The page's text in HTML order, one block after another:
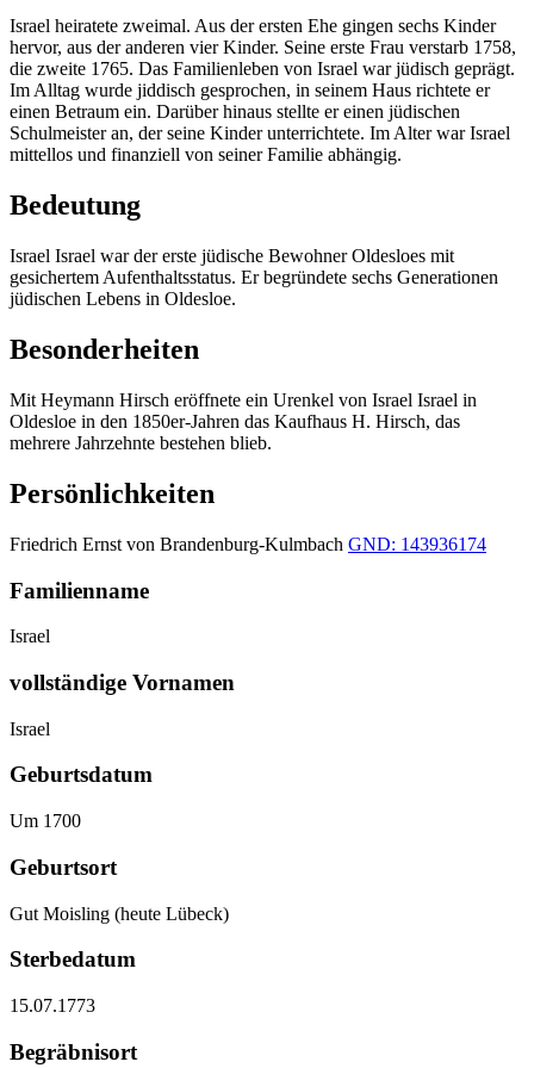
Israel heiratete zweimal. Aus der ersten Ehe gingen sechs Kinder
hervor, aus der anderen vier Kinder. Seine erste Frau verstarb 1758,
die zweite 1765. Das Familienleben von Israel war jüdisch geprägt.
Im Alltag wurde jiddisch gesprochen, in seinem Haus richtete er
einen Betraum ein. Darüber hinaus stellte er einen jüdischen
Schulmeister an, der seine Kinder unterrichtete. Im Alter war Israel
mittellos und finanziell von seiner Familie abhängig.
Bedeutung
Israel Israel war der erste jüdische Bewohner Oldesloes mit
gesichertem Aufenthaltsstatus. Er begründete sechs Generationen
jüdischen Lebens in Oldesloe.
Besonderheiten
Mit Heymann Hirsch eröffnete ein Urenkel von Israel Israel in
Oldesloe in den 1850er-Jahren das Kaufhaus H. Hirsch, das
mehrere Jahrzehnte bestehen blieb.
Persönlichkeiten
Friedrich Ernst von Brandenburg-Kulmbach GND: 143936174
Familienname
Israel
vollständige Vornamen
Israel
Geburtsdatum
Um 1700
Geburtsort
Gut Moisling (heute Lübeck)
Sterbedatum
15.07.1773
Begräbnisort